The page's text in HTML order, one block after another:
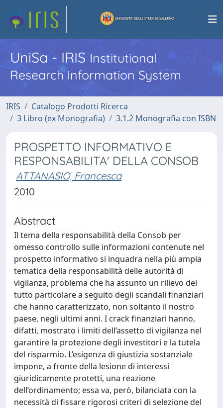
UniSa - IRISInstitutional
Research Information System
IRIS
Catalogo Prodotti Ricerca
3 Libro (ex Monografia)
3.1.2 Monografia con ISBN
PROSPETTO INFORMATIVO E
RESPONSABILITA' DELLA CONSOB
ATTANASIO, Francesca
2010
Abstract
Il tema della responsabilità della Consob per
omesso controllo sulle informazioni contenute nel
prospetto informativo si inquadra nella più ampia
tematica della responsabilità delle autorità di
vigilanza, problema che ha assunto un rilievo del
tutto particolare a seguito degli scandali finanziari
che hanno caratterizzato, non soltanto il nostro
paese, negli ultimi anni. I crack finanziari hanno,
difatti, mostrato i limiti dell’assetto di vigilanza nel
garantire la protezione degli investitori e la tutela
del risparmio. L’esigenza di giustizia sostanziale
impone, a fronte della lesione di interessi
giuridicamente protetti, una reazione
dell’ordinamento; essa va, però, bilanciata con la
necessità di fissare rigorosi criteri di selezione del